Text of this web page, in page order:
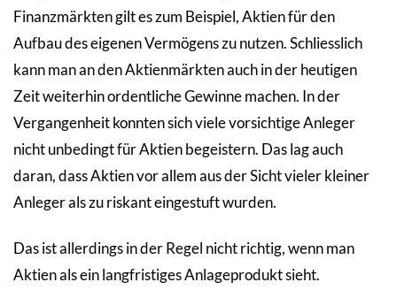
Finanzmärkten gilt es zum Beispiel, Aktien für den
Aufbau des eigenen Vermögens zu nutzen. Schliesslich
kann man an den Aktienmärkten auch in der heutigen
Zeit weiterhin ordentliche Gewinne machen. In der
Vergangenheit konnten sich viele vorsichtige Anleger
nicht unbedingt für Aktien begeistern. Das lag auch
daran, dass Aktien vor allem aus der Sicht vieler kleiner
Anleger als zu riskant eingestuft wurden.
Das ist allerdings in der Regel nicht richtig, wenn man
Aktien als ein langfristiges Anlageprodukt sieht.